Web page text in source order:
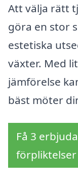
Att välja rätt
göra en stor
estetiska
växter. Med
jämförelse
bäst möter
Få 3
förpliktelser